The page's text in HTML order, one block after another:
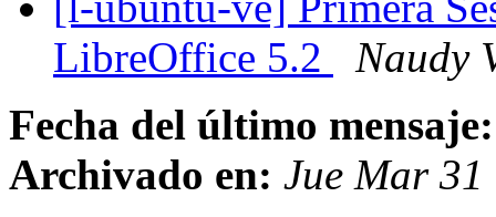
LibreOffice 5.2
Naudy
Fecha del último mensaje:
Archivado en: Jue Mar